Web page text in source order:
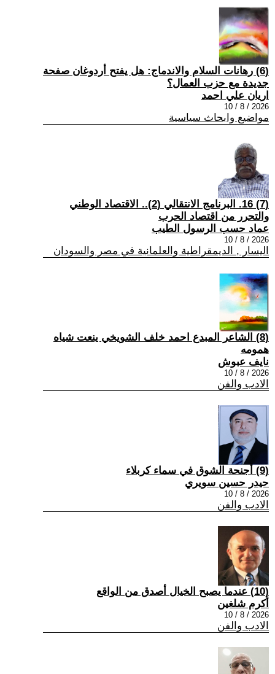
(6) رهانات السلام والاندماج: هل يفتح أردوغان صفحة
جديدة مع حزب العمال؟
اريان علي احمد
2026 / 8 / 10
مواضيع وابحاث سياسية
(7) 16. البرنامج الانتقالي (2).. الاقتصاد الوطني
والتحرر من اقتصاد الحرب
عماد حسب الرسول الطيب
2026 / 8 / 10
اليسار , الديمقراطية والعلمانية في مصر والسودان
(8) الشاعر المبدع احمد خلف الشويخي ينعت شياه
همومه
نايف عبوش
2026 / 8 / 10
الادب والفن
(9) أجنحة الشوق في سماء كربلاء
حيدر حسين سويري
2026 / 8 / 10
الادب والفن
(10) عندما يصبح الخيال أصدق من الواقع
أكرم شلغين
2026 / 8 / 10
الادب والفن